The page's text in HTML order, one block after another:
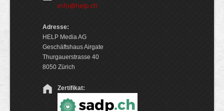
info@help.ch
Adresse:
HELP Media AG
Geschäftshaus Airgate
Thurgauerstrasse 40
8050 Zürich
Zertifikat: